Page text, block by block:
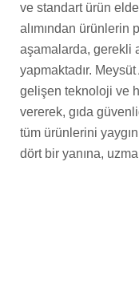
ve standart ürün
alımından ürünlerin
aşamalarda, gerekli
yapmaktadır.
gelişen teknoloji ve
vererek, gıda
tüm ürünlerini
dört bir yanına,